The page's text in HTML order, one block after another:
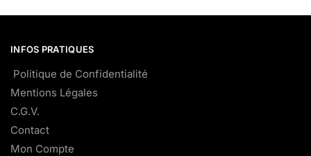
INFOS PRATIQUES
Politique de Confidentialité
Mentions Légales
C.G.V.
Contact
Mon Compte